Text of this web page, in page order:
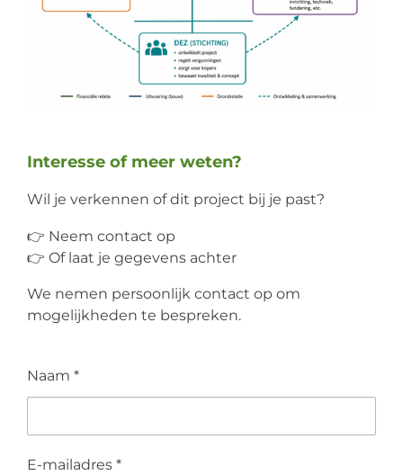
Interesse of meer weten?
Wil je verkennen of dit project bij je past?
👉 Neem contact op
👉 Of laat je gegevens achter
We nemen persoonlijk contact op om
mogelijkheden te bespreken.
Naam *
E-mailadres *